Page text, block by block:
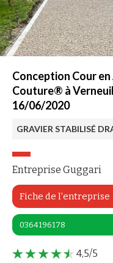
Conception Cour
Couture® à
16/06/2020
GRAVIER STABILISÉ
Entreprise Guggari
Fiche de l'entreprise
0364196178
4,5/5